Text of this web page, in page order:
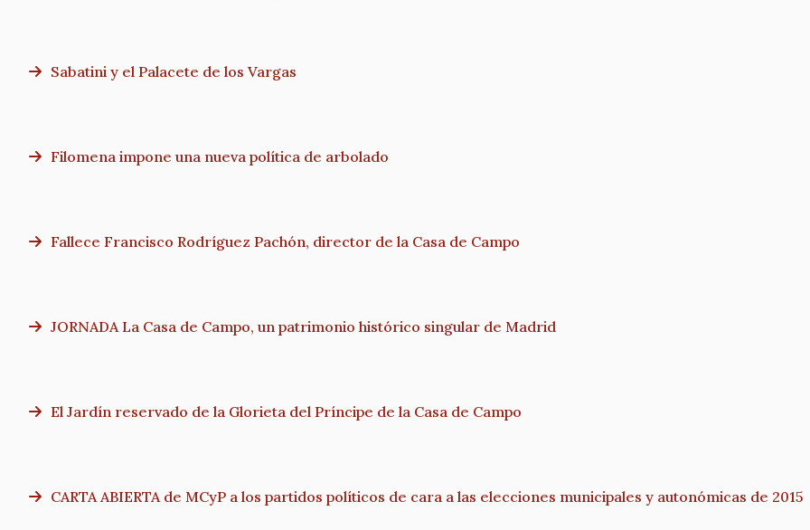
Sabatini y el Palacete de los Vargas
Filomena impone una nueva política de arbolado
Fallece Francisco Rodríguez Pachón, director de la Casa de Campo
JORNADA La Casa de Campo, un patrimonio histórico singular de Madrid
El Jardín reservado de la Glorieta del Príncipe de la Casa de Campo
CARTA ABIERTA de MCyP a los partidos políticos de cara a las elecciones municipales y autonómicas de 2015